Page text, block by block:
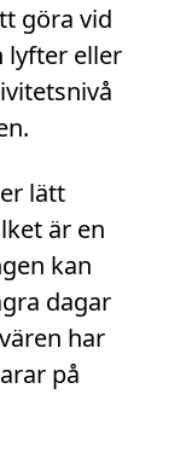
göra vid
lyfter eller
lätt
är en
kan
dagar
har
på